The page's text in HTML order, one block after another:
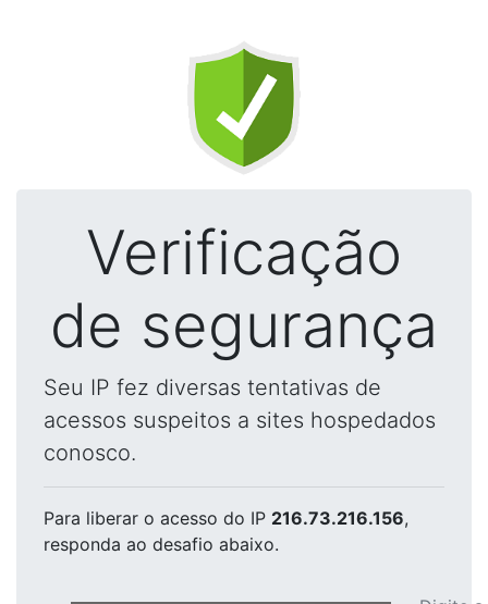
Verificação
de segurança
Seu IP fez diversas tentativas de
acessos suspeitos a sites hospedados
conosco.
Para liberar o acesso do IP 216.73.216.156,
responda ao desafio abaixo.